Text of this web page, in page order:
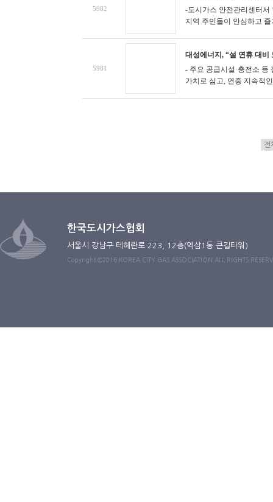
5982
-도시가스 안전관리센터
지역 주민들이 안심하고
5981
대성에너지, “설 연휴 대비
- 주요 공급시설·충전소
가치로 삼고, 연중 지속적
한국도시가스협회
서울시 강남구 테헤란로 223, 12층(역삼1동 큰길타워)
Copyright ©2016 KOREA CITY GAS ASSOCIATION ALL RIGHTS